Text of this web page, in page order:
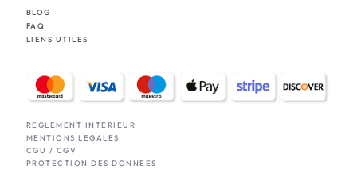
BLOG
FAQ
LIENS UTILES
REGLEMENT INTERIEUR
MENTIONS LEGALES
CGU / CGV
PROTECTION DES DONNEES